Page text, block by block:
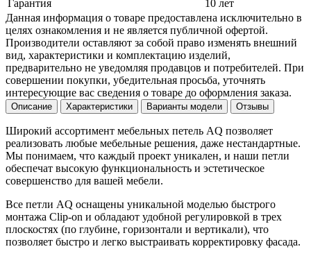
Гарантия
10 лет
Данная информация о товаре предоставлена исключительно в
целях ознакомления и не является публичной офертой.
Производители оставляют за собой право изменять внешний
вид, характеристики и комплектацию изделий,
предварительно не уведомляя продавцов и потребителей. При
совершении покупки, убедительная просьба, уточнять
интересующие вас сведения о товаре до оформления заказа.
Описание Характеристики Варианты модели Отзывы
Широкий ассортимент мебельных петель AQ позволяет
реализовать любые мебельные решения, даже нестандартные.
Мы понимаем, что каждый проект уникален, и наши петли
обеспечат высокую функциональность и эстетическое
совершенство для вашей мебели.
Все петли AQ оснащены уникальной моделью быстрого
монтажа Clip-on и обладают удобной регулировкой в трех
плоскостях (по глубине, горизонтали и вертикали), что
позволяет быстро и легко выстраивать корректировку фасада.